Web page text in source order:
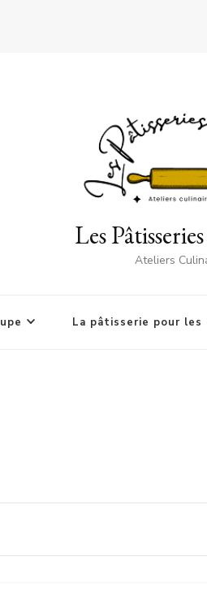
Les
Ateliers
La pâtisserie pour les